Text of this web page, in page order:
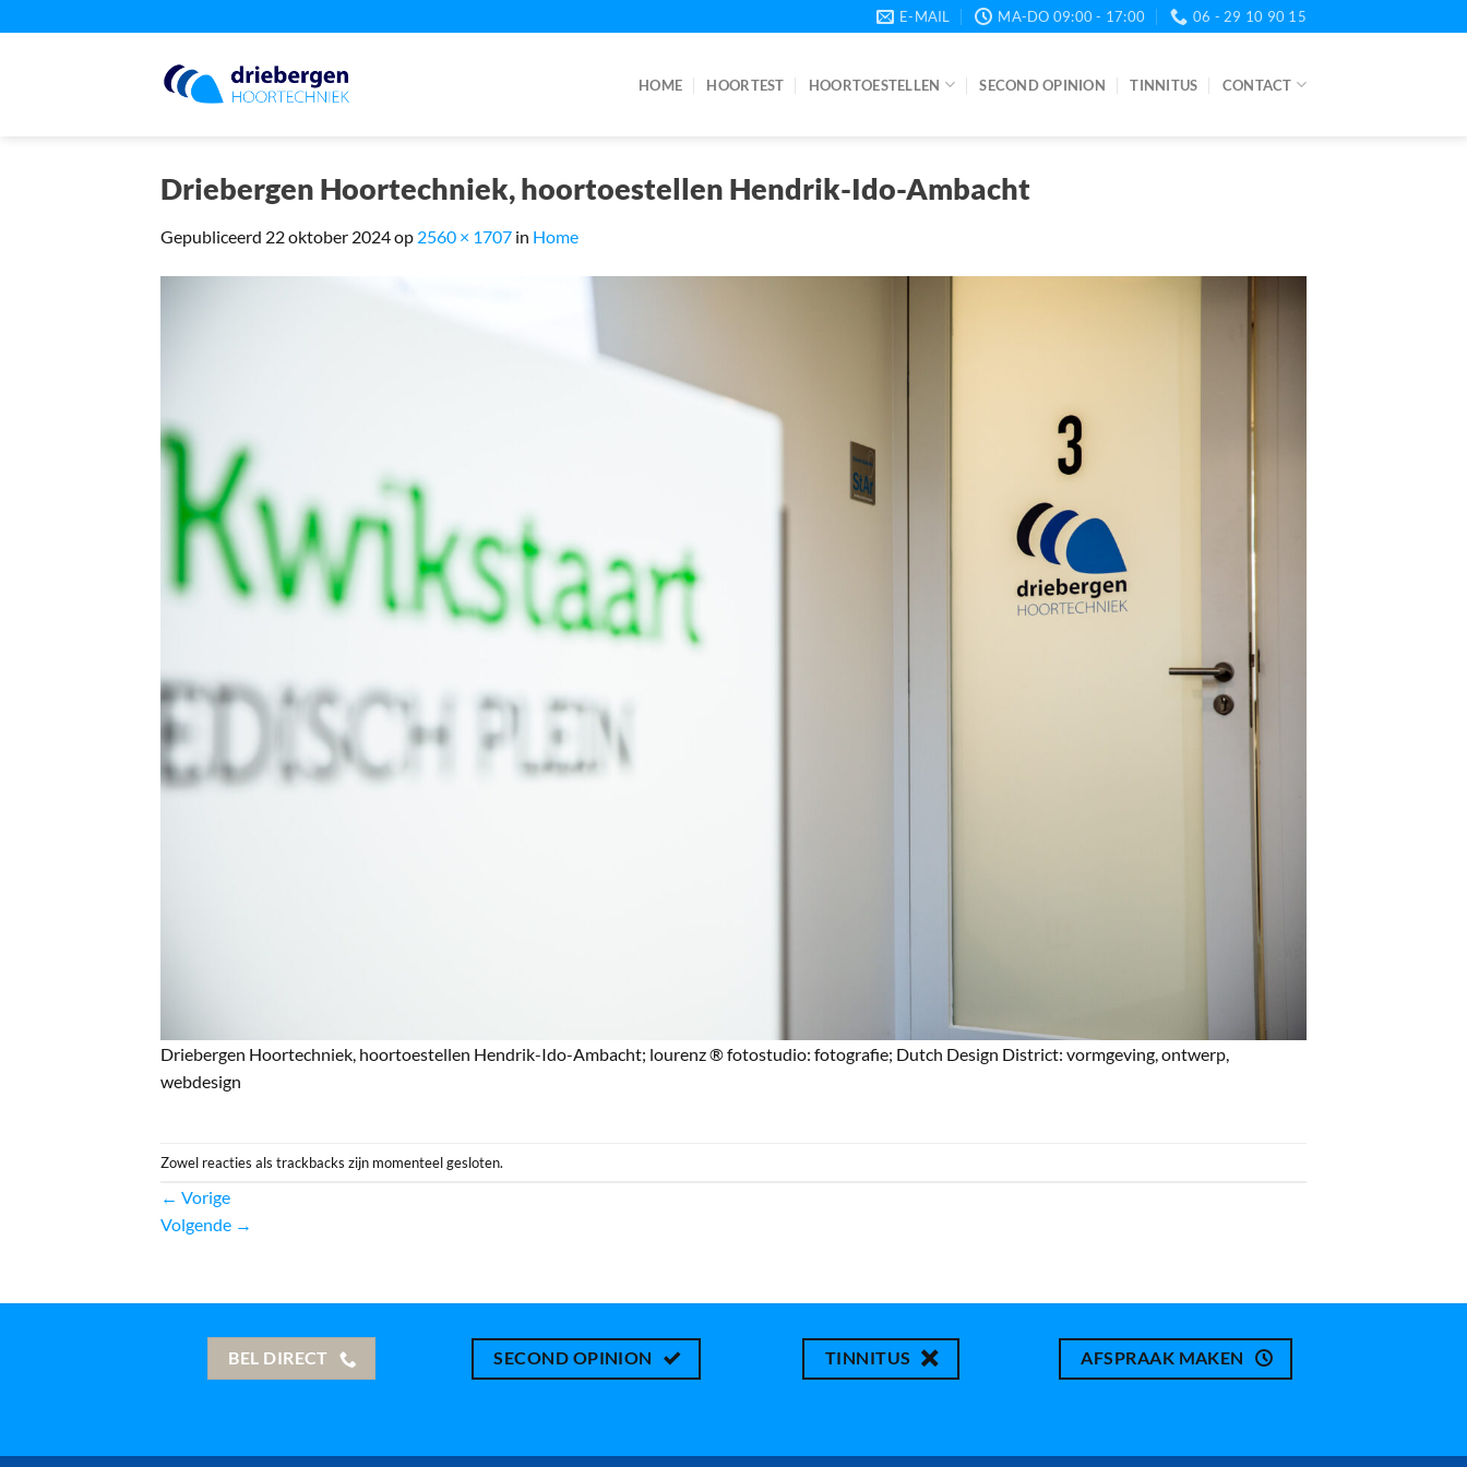
naar
E-MAIL MA-DO 09:00 - 17:00 06 - 29 10 90 15
HOME HOORTEST HOORTOESTELLEN SECOND OPINION TINNITUS CONTACT
Driebergen Hoortechniek, hoortoestellen Hendrik-Ido-Ambacht
Gepubliceerd 22 oktober 2024op 2560 × 1707 in Home
Driebergen Hoortechniek, hoortoestellen Hendrik-Ido-Ambacht; lourenz ® fotostudio: fotografie; Dutch Design District: vormgeving, ontwerp,
webdesign
Zowel reacties als trackbacks zijn momenteel gesloten.
← Vorige
Volgende →
BEL DIRECT SECOND OPINION TINNITUS AFSPRAAK MAKEN